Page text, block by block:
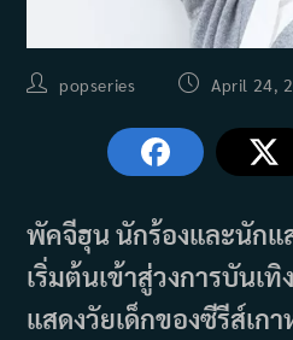
Postpopseries
PostApril 24,
พัคจีฮุน นักร้องและนักแ
เริ่มต้นเข้าสู่วงการบันเ
แสดงวัยเด็กของซีรีส์เก